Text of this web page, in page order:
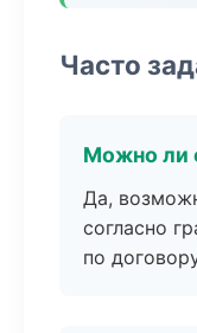
Часто
Можно ли
Да,
согласно
по